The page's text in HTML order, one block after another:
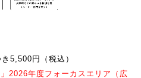
5,500円（税込）
2026年度フォーカスエリア（広